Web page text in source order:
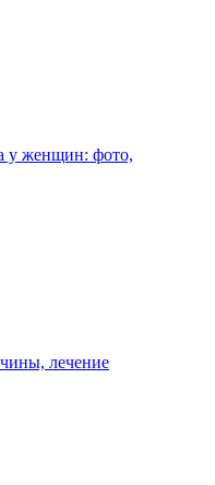
у женщин: фото,
лечение